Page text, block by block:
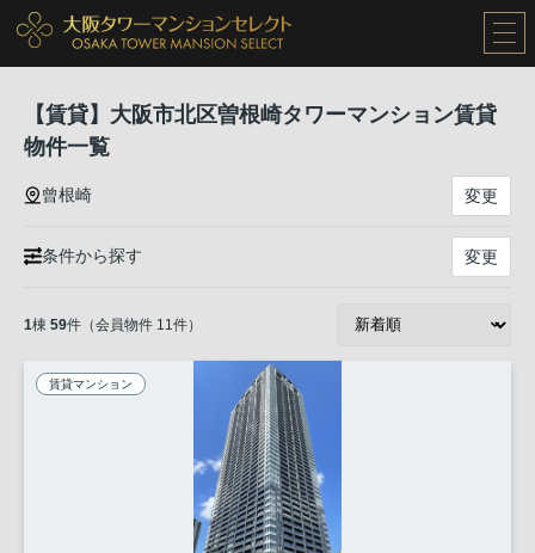
【賃貸】大阪市北区曽根崎タワーマンション賃貸
物件一覧
曾根崎 変更
条件から探す 変更
1棟 59件（会員物件 11件）
賃貸マンション